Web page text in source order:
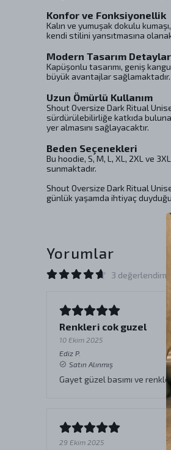
Konfor ve Fonksiyonellik
Kalın ve yumuşak dokulu
kendi stilini yansıtmasına
Modern Tasarım
Kapüşonlu tasarımı, geniş
büyük avantajlar sağlamaktadır.
Uzun Ömürlü Kullanım
Shout Oversize Dark Ritual
sürdürülebilirliğe katkıda
yer almasını sağlayacaktır.
Beden Seçenekleri
Bu hoodie, S, M, L, XL, 2XL ve
sunmaktadır.
Shout Oversize Dark Ritual
günlük yaşamda ihtiyaç
Yorumlar
3
Renkleri cok guzel
10 Ekim 2025
Ediz P.
Satın Alınmış
Gayet güzel basımı ve
29 Ekim 2025